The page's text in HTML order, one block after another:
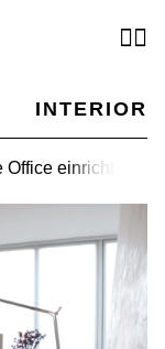
INTERIOR
Office einrichten: